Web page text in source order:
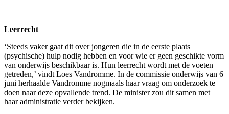
Leerrecht
‘Steeds vaker gaat dit over jongeren die in de eerste plaats
(psychische) hulp nodig hebben en voor wie er geen geschikte vorm
van onderwijs beschikbaar is. Hun leerrecht wordt met de voeten
getreden,’ vindt Loes Vandromme. In de commissie onderwijs van 6
juni herhaalde Vandromme nogmaals haar vraag om onderzoek te
doen naar deze opvallende trend. De minister zou dit samen met
haar administratie verder bekijken.